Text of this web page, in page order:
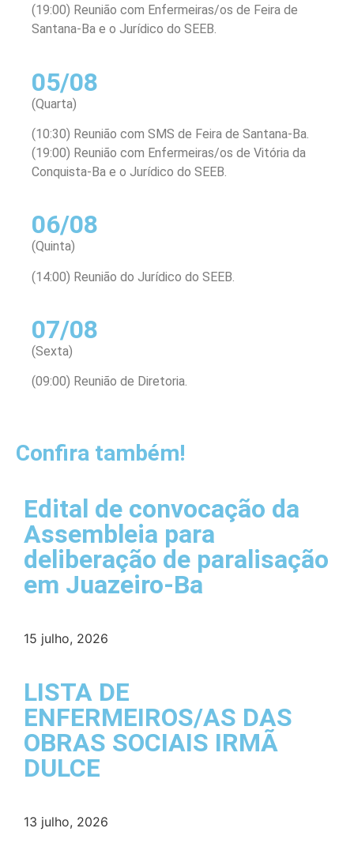
(19:00) Reunião com Enfermeiras/os de Feira de
Santana-Ba e o Jurídico do SEEB.
05/08
(Quarta)
(10:30) Reunião com SMS de Feira de Santana-Ba.
(19:00) Reunião com Enfermeiras/os de Vitória da
Conquista-Ba e o Jurídico do SEEB.
06/08
(Quinta)
(14:00) Reunião do Jurídico do SEEB.
07/08
(Sexta)
(09:00) Reunião de Diretoria.
Confira também!
Edital de convocação da
Assembleia para
deliberação de paralisação
em Juazeiro-Ba
15 julho, 2026
LISTA DE
ENFERMEIROS/AS DAS
OBRAS SOCIAIS IRMÃ
DULCE
13 julho, 2026